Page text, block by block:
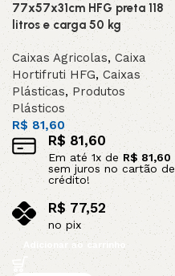
77x57x31cm HFG preta 118
litros e carga 50 kg
Caixas Agricolas, Caixa
Hortifruti HFG, Caixas
Plásticas,Produtos
Plásticos
R$81,60
R$ 81,60
Em até 1x de R$ 81,60
sem juros no cartão de
crédito!
R$77,52
no pix
Adicionar ao carrinho